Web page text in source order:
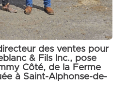
des ventes pour
& Fils Inc., pose
Côté, de la Ferme
à Saint-Alphonse-de-